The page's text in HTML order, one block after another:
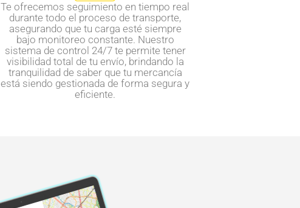
Te ofrecemos seguimiento en tiempo real
durante todo el proceso de transporte,
asegurando que tu carga esté siempre
bajo monitoreo constante. Nuestro
sistema de control 24/7 te permite tener
visibilidad total de tu envío, brindando la
tranquilidad de saber que tu mercancía
está siendo gestionada de forma segura y
eficiente.